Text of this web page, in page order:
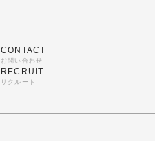
CONTACT
お問い合わせ
RECRUIT
リクルート